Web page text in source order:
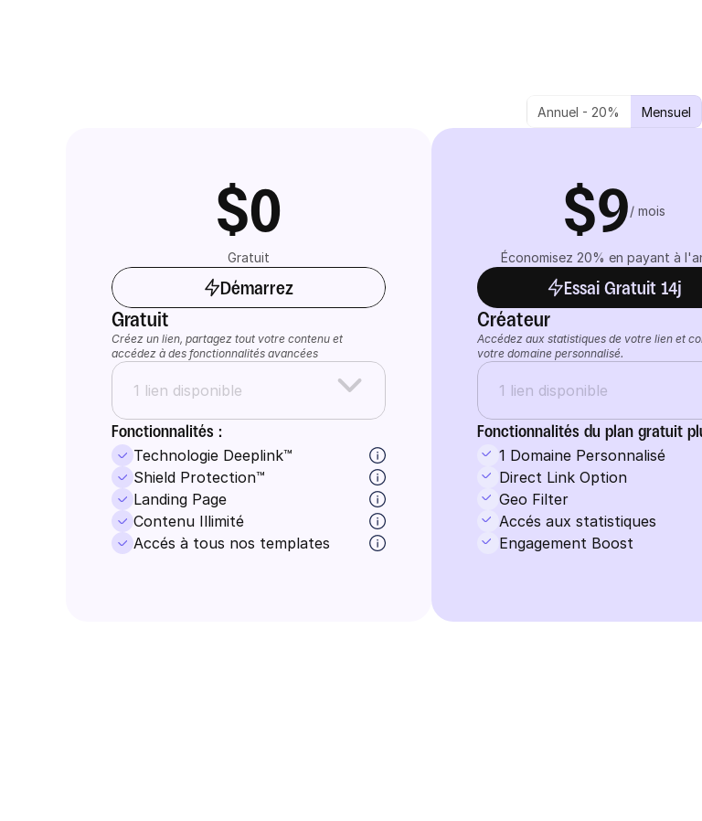
Annuel - 20% Mensuel
$0
Gratuit
Démarrez
Gratuit
Créez un lien, partagez tout votre contenu et
accédez à des fonctionnalités avancées
1 lien disponible
Fonctionnalités :
Technologie Deeplink™️
Shield Protection™
Landing Page
Contenu Illimité
Accés à tous nos templates
$9/ mois
Économisez 20% en payant à
Essai Gratuit 14j
Créateur
Accédez aux statistiques de votre lien et
votre domaine personnalisé.
1 lien disponible
Fonctionnalités du plan gratuit
1 Domaine Personnalisé
Direct Link Option
Geo Filter
Accés aux statistiques
Engagement Boost